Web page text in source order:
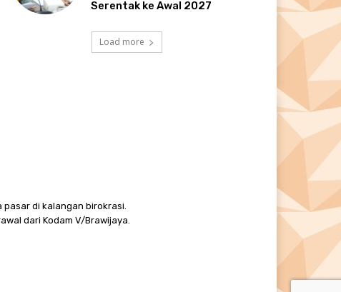
Serentak ke Awal 2027
Load more
di kalangan birokrasi.
dari Kodam V/Brawijaya.